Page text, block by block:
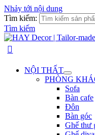
Nhảy tới nội dung
Tìm kiếm:
Tìm kiếm
NỘI THẤT
PHÒNG
Sofa
Bàn cafe
Đôn
Bàn góc
Ghế thư